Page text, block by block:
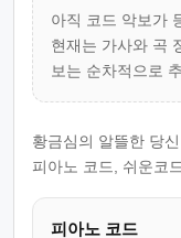
아직 코드 악보가
현재는 가사와 곡
보는 순차적으로
황금심의 알뜰한 당
피아노 코드, 쉬운코
피아노 코드